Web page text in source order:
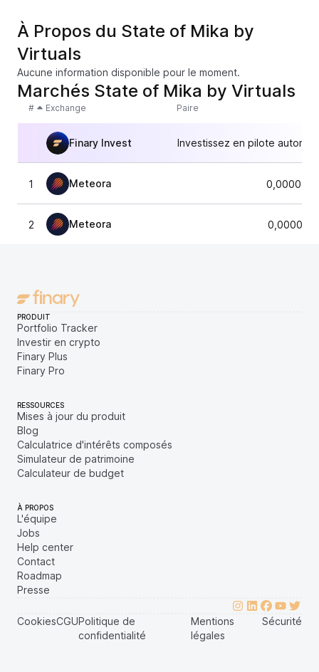
À Propos du State of Mika by
Virtuals
Aucune information disponible pour le moment.
Marchés State of Mika by Virtuals
# Exchange Paire
Finary Invest Investissez en pilote
1 Meteora
2 Meteora
PRODUIT
Portfolio Tracker
Investir en crypto
Finary Plus
Finary Pro
RESSOURCES
Mises à jour du produit
Blog
Calculatrice d'intérêts composés
Simulateur de patrimoine
Calculateur de budget
À PROPOS
L'équipe
Jobs
Help center
Contact
Roadmap
Presse
CookiesCGUPolitique de
confidentialité
Mentions
légales
Sécurité